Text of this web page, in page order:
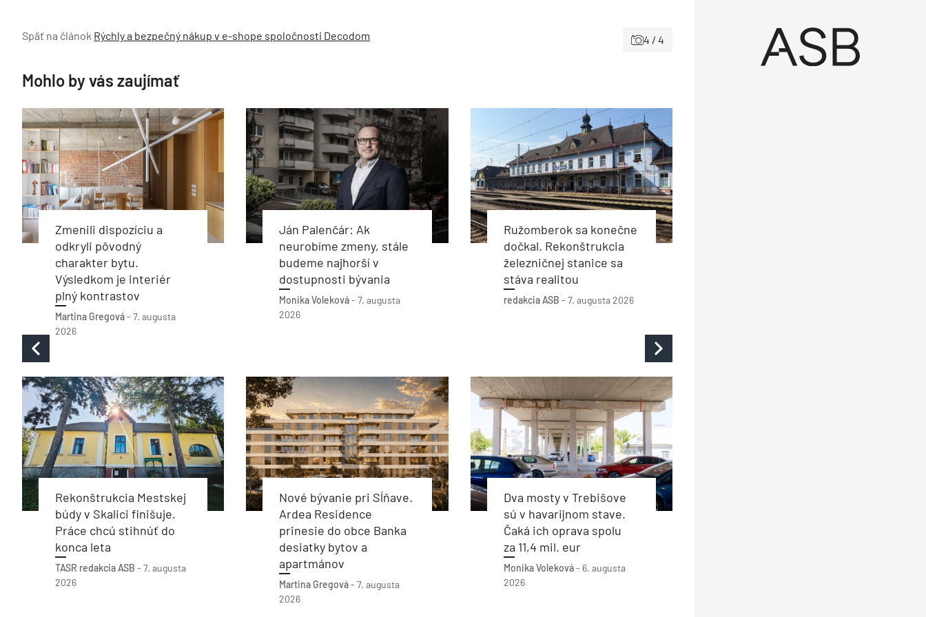
Späť na článok Rýchly a bezpečný nákup v e-shope spoločnosti Decodom 4 / 4
Mohlo by vás zaujímať
Zmenili dispozíciu a
odkryli pôvodný
charakter bytu.
Výsledkom je interiér
plný kontrastov
Martina Gregová- 7. augusta
2026
Ján Palenčár: Ak
neurobíme zmeny, stále
budeme najhorší v
dostupnosti bývania
Monika Voleková-7. augusta
2026
Ružomberok sa konečne
dočkal. Rekonštrukcia
železničnej stanice sa
stáva realitou
redakcia ASB - 7. augusta 2026
Rekonštrukcia Mestskej
búdy v Skalici finišuje.
Práce chcú stihnúť do
konca leta
TASR redakcia ASB - 7. augusta
2026
Nové bývanie pri Sĺňave.
Ardea Residence
prinesie do obce Banka
desiatky bytov a
apartmánov
Martina Gregová-7. augusta
2026
Dva mosty v Trebišove
sú v havarijnom stave.
Čaká ich oprava spolu
za 11,4 mil. eur
Monika Voleková- 6. augusta
2026